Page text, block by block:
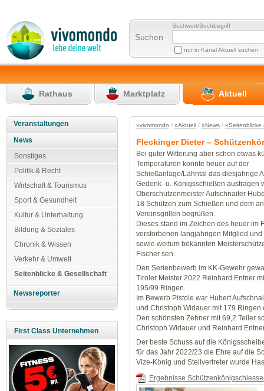
Suchen
Suchwort/Suchbegriff
nur in Kanal Aktuell suchen
Rathaus Marktplatz Aktuell
Veranstaltungen
News
Sonstiges
Politik & Recht
Wirtschaft & Tourismus
Sport & Gesundheit
Kultur & Unterhaltung
Bildung & Soziales
Chronik & Wissen
Verkehr & Umwelt
Seitenblicke & Gesellschaft
Newsreporter
First Class Unternehmen
»vivomondo / »Aktuell/ »News/ »Seitenblicke
Fleckinger Dieter –
Bei guter Witterung aber schon etwas
Temperaturen konnte heuer auf der
Schießanlage/Lahntal das diesjährige
Gedenk- u. Königsschießen austragen
Oberschützenmeister Aufschnaiter
18 Schützen zum Schießen und dem
Vereinsgrillen begrüßen.
Dieses stand im Zeichen des heuer im
verstorbenen langjährigen Mitglied und
sowie weitum bekannten
Fischer sen.
Den Serienbewerb im KK-Gewehr
Tiroler Meister 2022 Reinhard Entner
195/99 Ringen.
Im Bewerb Pistole war Hubert
und Christoph Widauer mit 179 Ringen
Den schönsten Zehner mit 69,2 Teiler
Christoph Widauer und Reinhard
Der beste Schuss auf die
für das Jahr 2022/23 die Ehre auf die
Vize-König und Stellvertreter wurde
Ergebnisse